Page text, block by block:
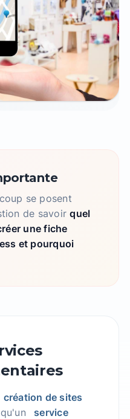
se posent
de savoirquel
une fiche
et pourquoi
création de sites
service